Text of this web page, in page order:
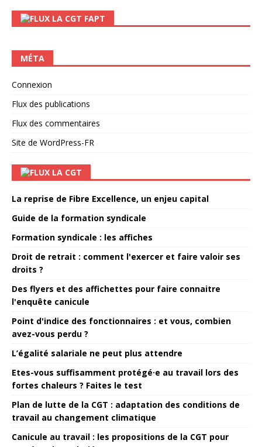
LA CGT FAPT
MÉTA
Connexion
Flux des publications
Flux des commentaires
Site de WordPress-FR
LA CGT
La reprise de Fibre Excellence, un enjeu capital
Guide de la formation syndicale
Formation syndicale : les affiches
Droit de retrait : comment l'exercer et faire valoir ses
droits ?
Des flyers et des affichettes pour faire connaitre
l'enquête canicule
Point d'indice des fonctionnaires : et vous, combien
avez-vous perdu ?
L’égalité salariale ne peut plus attendre
Etes-vous suffisamment protégé·e au travail lors des
fortes chaleurs ? Faites le test
Plan de lutte de la CGT : adaptation des conditions de
travail au changement climatique
Canicule au travail : les propositions de la CGT pour